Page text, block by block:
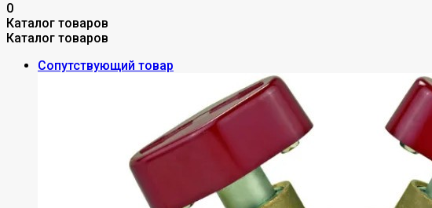
0
Каталог товаров
Каталог товаров
Сопутствующий товар